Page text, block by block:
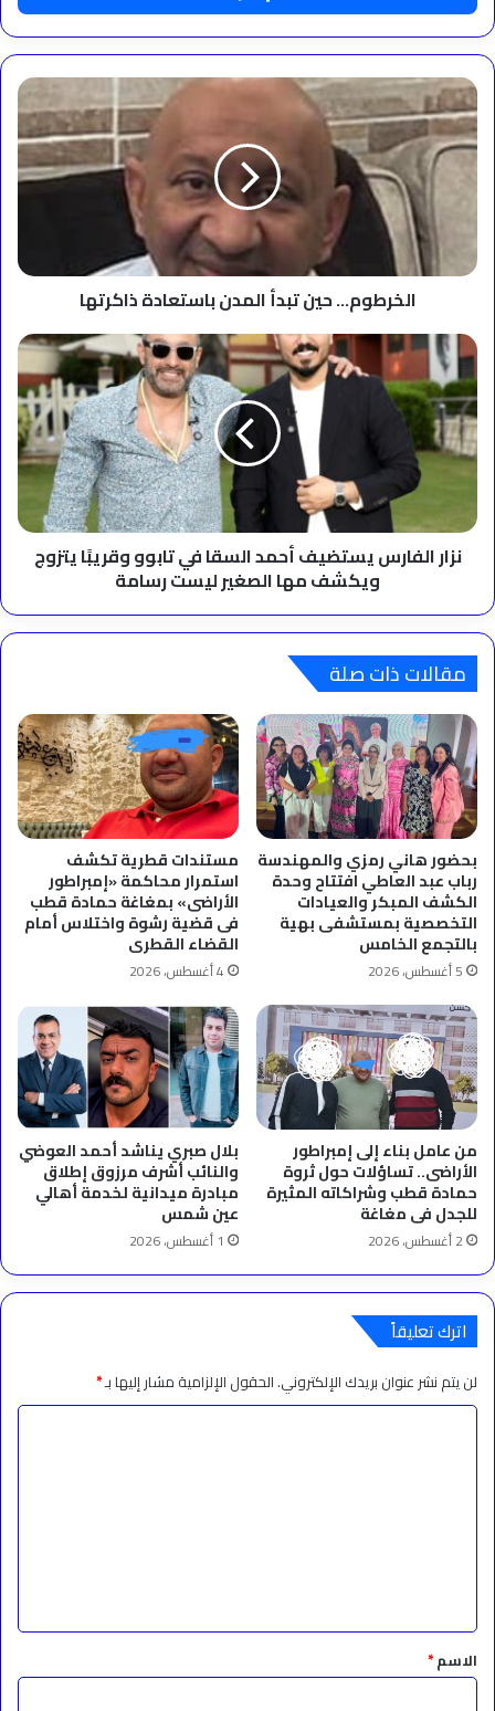
الخرطوم…
حين
تبدأ
المدن
باستعادة
الخرطوم… حين تبدأ المدن باستعادة ذاكرتها
نزار
الفارس
يستضيف
أحمد
السقا
في
تابوو
يتزوج
ويكشف
ليست
نزار الفارس يستضيف أحمد السقا في تابوو وقريبًا يتزوج
ويكشف مها الصغير ليست رسامة
مقالات ذات صلة
بحضور هاني رمزي والمهندسة
رباب عبد العاطي افتتاح وحدة
الكشف المبكر والعيادات
التخصصية بمستشفى بهية
بالتجمع الخامس
5 أغسطس، 2026
مستندات قطرية تكشف
استمرار محاكمة «إمبراطور
الأراضى» بمغاغة حمادة قطب
فى قضية رشوة واختلاس أمام
القضاء القطرى
4 أغسطس، 2026
من عامل بناء إلى إمبراطور
الأراضى.. تساؤلات حول ثروة
حمادة قطب وشراكاته المثيرة
للجدل فى مغاغة
2 أغسطس، 2026
بلال صبري يناشد أحمد العوضي
والنائب أشرف مرزوق إطلاق
مبادرة ميدانية لخدمة أهالي
عين شمس
1 أغسطس، 2026
اترك تعليقاً
لن يتم نشر عنوان بريدك الإلكتروني.الحقول الإلزامية مشار إليها بـ*
*الاسم*